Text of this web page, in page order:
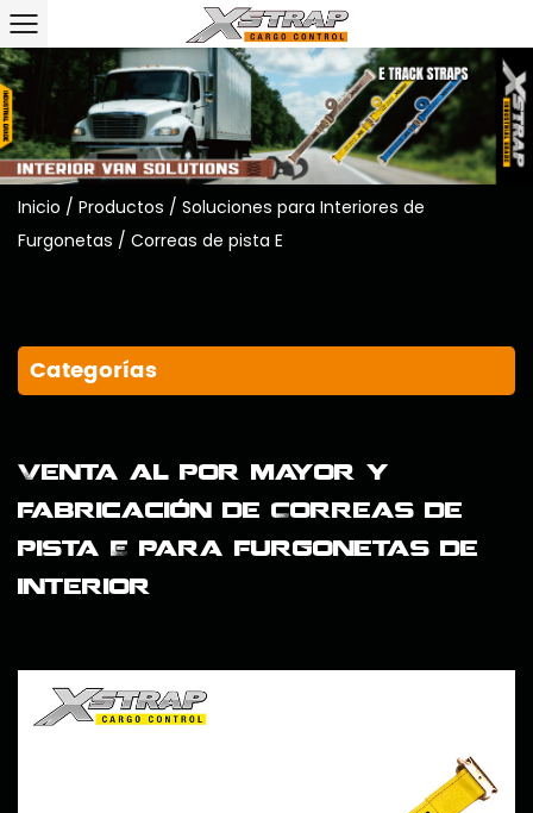
Inicio / Productos / Soluciones para Interiores de
Furgonetas / Correas de pista E
Categorías
Venta al por mayor y
fabricación de Correas de
pista E para furgonetas de
interior